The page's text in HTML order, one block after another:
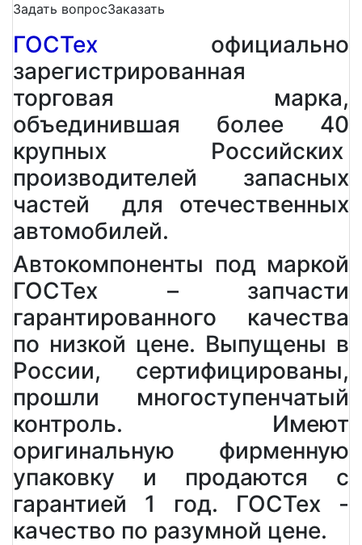
Задать вопросЗаказать
ГОСТех официально
зарегистрированная
торговая марка,
объединившая более 40
крупных Российских
производителей запасных
частей для отечественных
автомобилей.
Автокомпоненты под маркой
ГОСТех – запчасти
гарантированного качества
по низкой цене. Выпущены в
России, сертифицированы,
прошли многоступенчатый
контроль. Имеют
оригинальную фирменную
упаковку и продаются с
гарантией 1 год. ГОСТех -
качество по разумной цене.